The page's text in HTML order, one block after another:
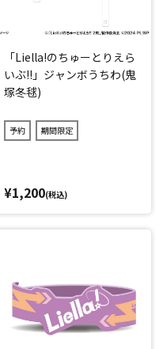
「Liella!のちゅーとりえら
いぶ!!」ジャンボうちわ(鬼
塚冬毬)
予約 期間限定
¥1,200(税込)